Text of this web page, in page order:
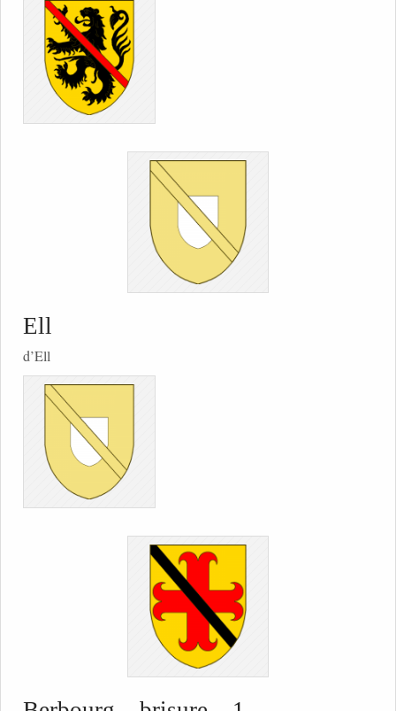
Ell
d’Ell